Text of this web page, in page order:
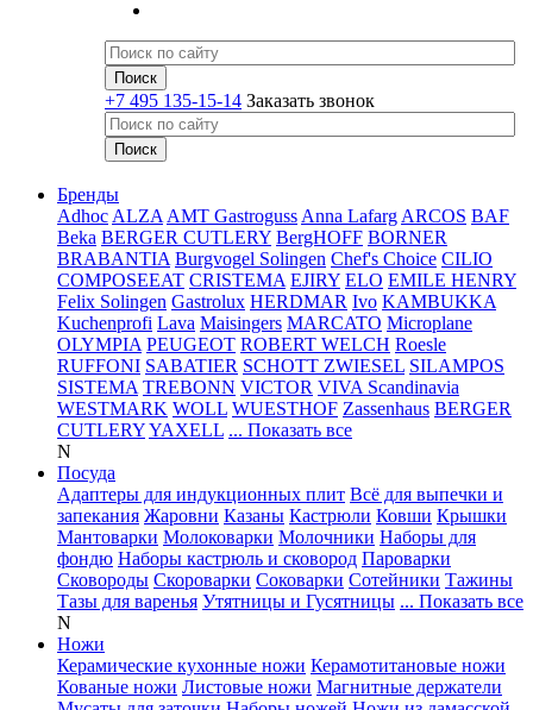
+7 495 135-15-14 Заказать звонок
Бренды
Adhoc ALZA AMT Gastroguss Anna Lafarg ARCOS BAF
Beka BERGER CUTLERY BergHOFF BORNER
BRABANTIA Burgvogel Solingen Chef's Choice CILIO
COMPOSEEAT CRISTEMA EJIRY ELO EMILE HENRY
Felix Solingen Gastrolux HERDMAR Ivo KAMBUKKA
Kuchenprofi Lava Maisingers MARCATO Microplane
OLYMPIA PEUGEOT ROBERT WELCH Roesle
RUFFONI SABATIER SCHOTT ZWIESEL SILAMPOS
SISTEMA TREBONN VICTOR VIVA Scandinavia
WESTMARK WOLL WUESTHOF Zassenhaus BERGER
CUTLERYYAXELL ... Показать все
N
Посуда
Адаптеры для индукционных плит Всё для выпечки и
запекания Жаровни Казаны Кастрюли Ковши Крышки
Мантоварки Молоковарки Молочники Наборы для
фондю Наборы кастрюль и сковород Пароварки
Сковороды Скороварки Соковарки Сотейники Тажины
Тазы для варенья Утятницы и Гусятницы ... Показать все
N
Ножи
Керамические кухонные ножи Керамотитановые ножи
Кованые ножи Листовые ножи Магнитные держатели